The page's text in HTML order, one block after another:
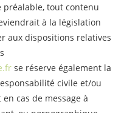
tout contenu
à la législation
aux dispositions relatives
se réserve également la
civile et/ou
cas de message à